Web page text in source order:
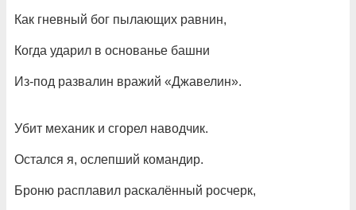
Как гневный бог пылающих равнин,
Когда ударил в основанье башни
Из-под развалин вражий «Джавелин».
Убит механик и сгорел наводчик.
Остался я, ослепший командир.
Броню расплавил раскалённый росчерк,